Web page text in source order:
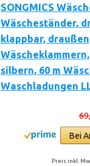
SONGMICS
Wäscheständer,
klappbar,
silbern, 60 m
Waschladungen
Bei
Preis inkl.